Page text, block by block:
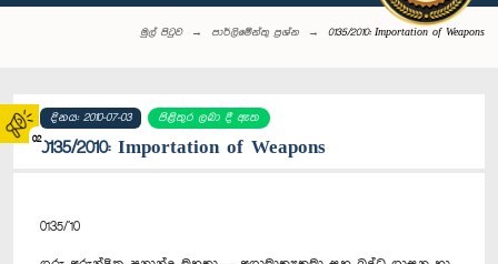
02
මුල් පිටුව පාර්ලි‌මේන්තු‌ ප්‍රශ්න 0135/2010: Importation of Weapons
දිනය: 2010-07-03 පිළිතුර ලබා දී ඇත
0135/2010: Importation of Weapons
0135/'10